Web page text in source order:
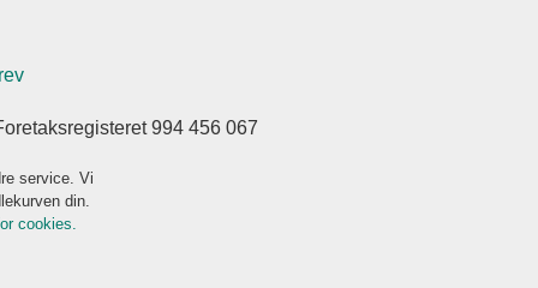
994 456 067
service. Vi
din.
cookies.